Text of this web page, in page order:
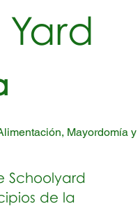
Mayordomía y
Schoolyard
de la